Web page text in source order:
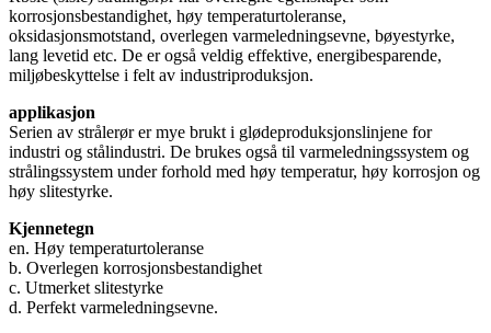
korrosjonsbestandighet, høy temperaturtoleranse,
oksidasjonsmotstand, overlegen varmeledningsevne, bøyestyrke,
lang levetid etc. De er også veldig effektive, energibesparende,
miljøbeskyttelse i felt av industriproduksjon.
applikasjon
Serien av strålerør er mye brukt i glødeproduksjonslinjene for
industri og stålindustri. De brukes også til varmeledningssystem og
strålingssystem under forhold med høy temperatur, høy korrosjon og
høy slitestyrke.
Kjennetegn
en. Høy temperaturtoleranse
b. Overlegen korrosjonsbestandighet
c. Utmerket slitestyrke
d. Perfekt varmeledningsevne.